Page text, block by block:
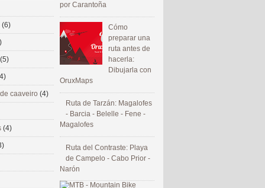
por Carantoña
Cómo
preparar una
ruta antes de
hacerla:
Dibujarla con
OruxMaps
Ruta de Tarzán: Magalofes
- Barcia - Belelle - Fene -
Magalofes
Ruta del Contraste: Playa
de Campelo - Cabo Prior -
Narón
(6)
(5)
caaveiro (4)
(4)